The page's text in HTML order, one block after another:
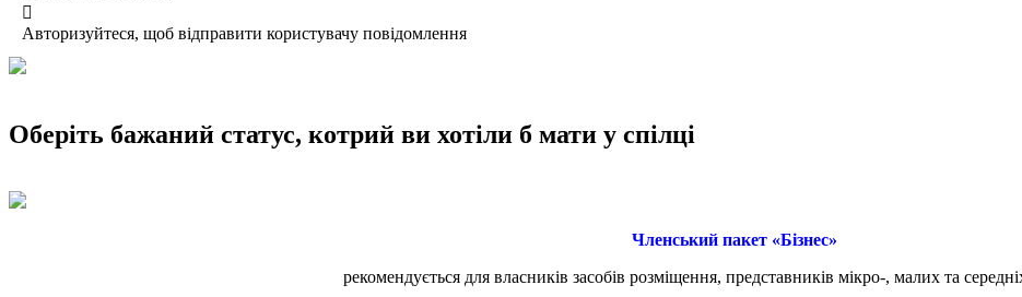
Авторизуйтеся, щоб відправити користувачу повідомлення
Оберіть бажаний статус, котрий ви хотіли б мати у спілці
Членський пакет «Бізнес»
рекомендується для власників засобів розміщення, представників мікро-, малих та